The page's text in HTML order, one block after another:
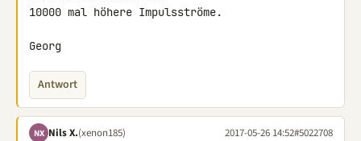
10000 mal höhere Impulsströme.
Georg
Antwort
NX Nils X.(xenon185) 2017-05-26 14:52#5022708